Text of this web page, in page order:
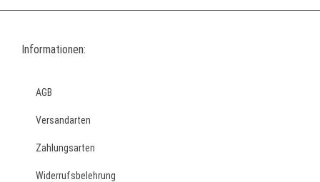
Informationen:
AGB
Versandarten
Zahlungsarten
Widerrufsbelehrung